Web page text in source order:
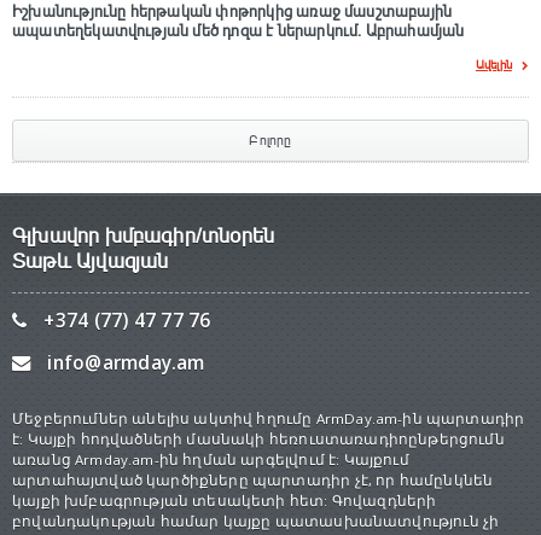
Իշխանությունը հերթական փոթորկից առաջ մասշտաբային
ապատեղեկատվության մեծ դnզա է ներարկում․ Աբրահամյան
Ավելին
Բոլորը
Գլխավոր խմբագիր/տնօրեն
Տաթև Այվազյան
+374 (77) 47 77 76
info@armday.am
Մեջբերումներ անելիս ակտիվ հղումը ArmDay.am-ին պարտադիր
է: Կայքի հոդվածների մասնակի հեռուստառադիոընթերցումն
առանց Armday.am-ին հղման արգելվում է: Կայքում
արտահայտված կարծիքները պարտադիր չէ, որ համընկնեն
կայքի խմբագրության տեսակետի հետ: Գովազդների
բովանդակության համար կայքը պատասխանատվություն չի